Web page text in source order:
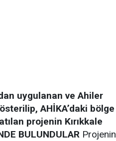
uygulanan ve Ahiler
AHİKA’daki bölge
projenin Kırıkkale
BULUNDULAR Projenin